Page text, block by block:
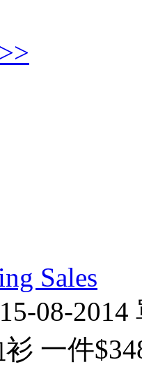
Sales
08-
一件